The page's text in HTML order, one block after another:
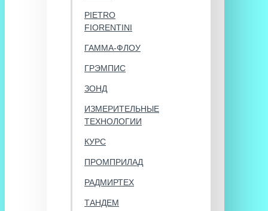
PIETRO
FIORENTINI
ГАММА-ФЛОУ
ГРЭМПИС
ЗОНД
ИЗМЕРИТЕЛЬНЫЕ
ТЕХНОЛОГИИ
КУРС
ПРОМПРИЛАД
РАДМИРТЕХ
ТАНДЕМ